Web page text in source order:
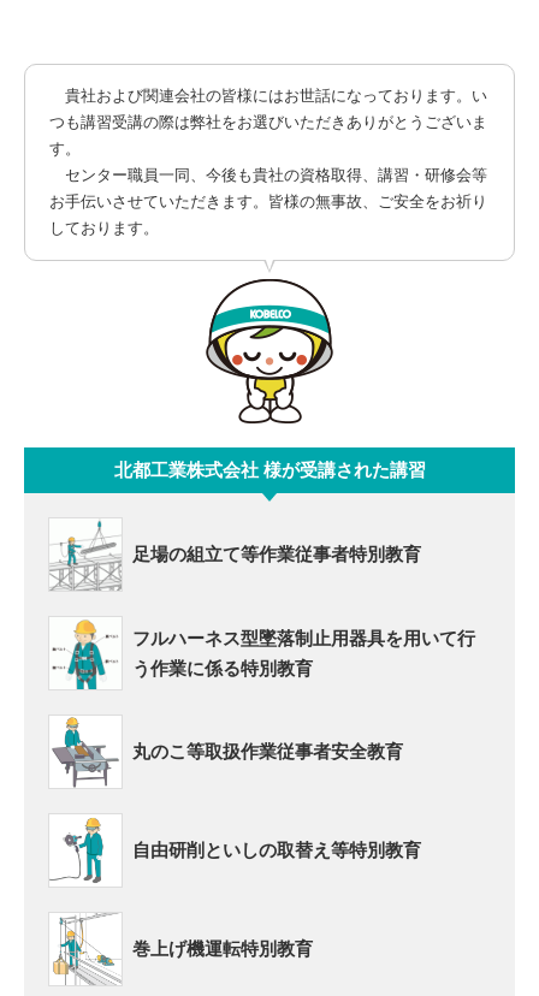
貴社および関連会社の皆様にはお世話になっております。い
つも講習受講の際は弊社をお選びいただきありがとうございま
す。
センター職員一同、今後も貴社の資格取得、講習・研修会等
お手伝いさせていただきます。皆様の無事故、ご安全をお祈り
しております。
北都工業株式会社 様が受講された講習
足場の組立て等作業従事者特別教育
フルハーネス型墜落制止用器具を用いて行
う作業に係る特別教育
丸のこ等取扱作業従事者安全教育
自由研削といしの取替え等特別教育
巻上げ機運転特別教育